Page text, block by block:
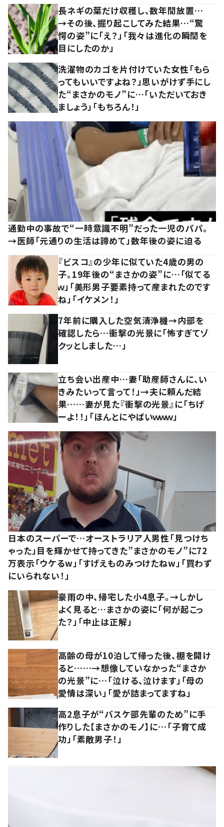
長ネギの葉だけ収穫し、数年間放置…
→その後、掘り起こしてみた結果…“驚
愕の姿”に「え？」「我々は進化の瞬間を
目にしたのか」
洗濯物のカゴを片付けていた女性「もら
ってもいいですよね？」思いがけず手にし
た“まさかのモノ”に…「いただいておき
ましょう」「もちろん！」
通勤中の事故で“一時意識不明”だった一児のパパ。
→医師「元通りの生活は諦めて」数年後の姿に迫る
『ビスコ』の少年に似ていた4歳の男の
子。19年後の“まさかの姿”に…「似てる
ｗ」「美形男子要素持って産まれたのです
ね」「イケメン！」
7年前に購入した空気清浄機→内部を
確認したら…衝撃の光景に「怖すぎてゾ
クッとしました…」
立ち会い出産中…妻「助産師さんに、い
きみたいって言って！」→夫に頼んだ結
果……妻が見た『衝撃の光景』に「ちげ
ーよ！！」「ほんとにやばいｗｗｗ」
日本のスーパーで…オーストラリア人男性「見つけち
ゃった」目を輝かせて持ってきた”まさかのモノ”に72
万表示「ウケるw」「すげえものみつけたねw」「買わず
にいられない！」
豪雨の中、帰宅した小4息子。→しかし
よく見ると…まさかの姿に「何が起こっ
た？」「中止は正解」
高齢の母が10泊して帰った後、棚を開け
ると……→想像していなかった“まさか
の光景”に…「泣ける、泣けます」「母の
愛情は深い」「愛が詰まってますね」
高2息子が“バスケ部先輩のため”に手
作りした【まさかのモノ】に…「子育て成
功」「素敵男子！」